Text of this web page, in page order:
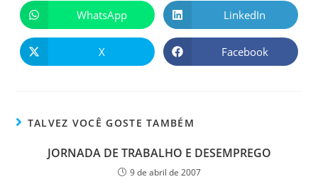
WhatsApp LinkedIn
X Facebook
TALVEZ VOCÊ GOSTE TAMBÉM
JORNADA DE TRABALHO E DESEMPREGO
9 de abril de 2007